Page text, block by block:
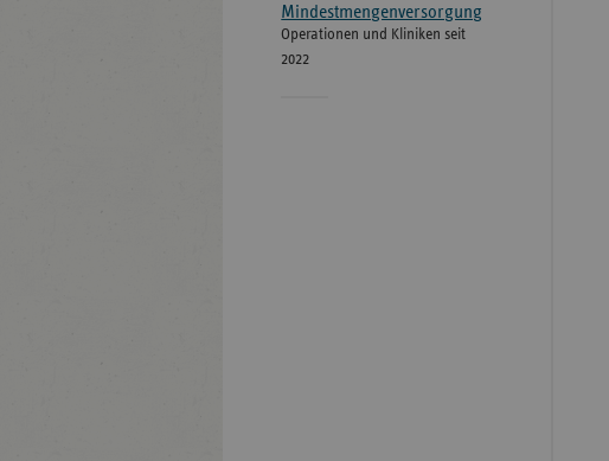
Mindestmengenversorgung
Operationen und Kliniken seit
2022